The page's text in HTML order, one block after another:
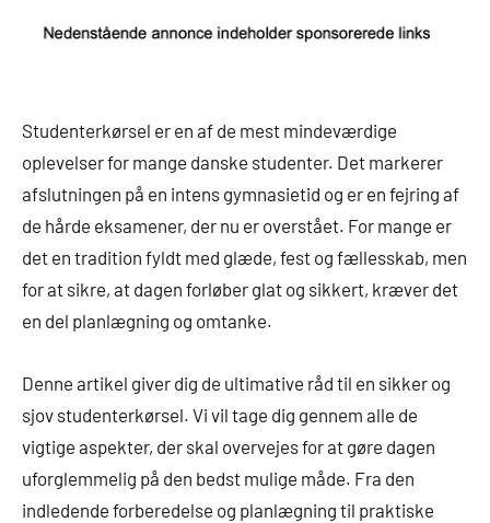
Studenterkørsel er en af de mest mindeværdige
oplevelser for mange danske studenter. Det markerer
afslutningen på en intens gymnasietid og er en fejring af
de hårde eksamener, der nu er overstået. For mange er
det en tradition fyldt med glæde, fest og fællesskab, men
for at sikre, at dagen forløber glat og sikkert, kræver det
en del planlægning og omtanke.
Denne artikel giver dig de ultimative råd til en sikker og
sjov studenterkørsel. Vi vil tage dig gennem alle de
vigtige aspekter, der skal overvejes for at gøre dagen
uforglemmelig på den bedst mulige måde. Fra den
indledende forberedelse og planlægning til praktiske